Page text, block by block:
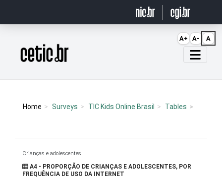
Página inicial
Home Surveys TIC Kids Online Brasil Tables
Crianças e adolescentes
A4 - PROPORÇÃO DE CRIANÇAS E ADOLESCENTES, POR
FREQUÊNCIA DE USO DA INTERNET
A+ A- A